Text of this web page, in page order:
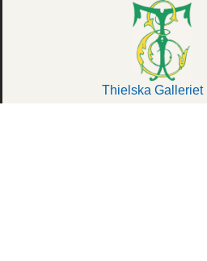
Thielska Galleriet